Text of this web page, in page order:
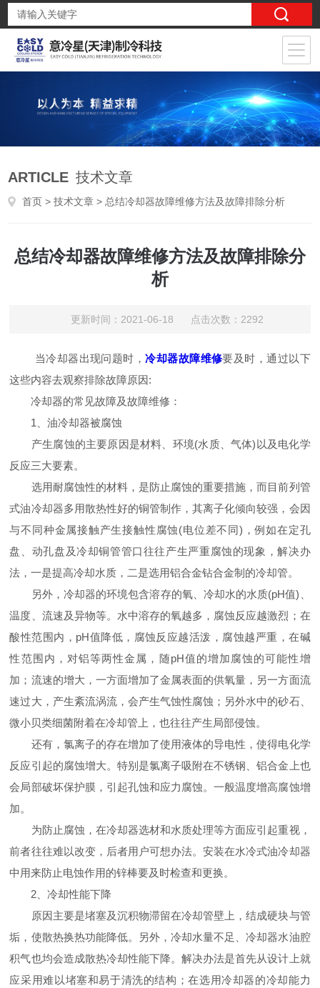
ARTICLE 技术文章
首页 >技术文章 > 总结冷却器故障维修方法及故障排除分析
总结冷却器故障维修方法及故障排除分
析
更新时间：2021-06-18 点击次数：2292
当冷却器出现问题时，冷却器故障维修要及时，通过以下
这些内容去观察排除故障原因:
冷却器的常见故障及故障维修：
1、油冷却器被腐蚀
产生腐蚀的主要原因是材料、环境(水质、气体)以及电化学
反应三大要素。
选用耐腐蚀性的材料，是防止腐蚀的重要措施，而目前列管
式油冷却器多用散热性好的铜管制作，其离子化倾向较强，会因
与不同种金属接触产生接触性腐蚀(电位差不同)，例如在定孔
盘、动孔盘及冷却铜管管口往往产生严重腐蚀的现象，解决办
法，一是提高冷却水质，二是选用铝合金钻合金制的冷却管。
另外，冷却器的环境包含溶存的氧、冷却水的水质(pH值)、
温度、流速及异物等。水中溶存的氧越多，腐蚀反应越激烈；在
酸性范围内，pH值降低，腐蚀反应越活泼，腐蚀越严重，在碱
性范围内，对铝等两性金属，随pH值的增加腐蚀的可能性增
加；流速的增大，一方面增加了金属表面的供氧量，另一方面流
速过大，产生紊流涡流，会产生气蚀性腐蚀；另外水中的砂石、
微小贝类细菌附着在冷却管上，也往往产生局部侵蚀。
还有，氯离子的存在增加了使用液体的导电性，使得电化学
反应引起的腐蚀增大。特别是氯离子吸附在不锈钢、铝合金上也
会局部破坏保护膜，引起孔蚀和应力腐蚀。一般温度增高腐蚀增
加。
为防止腐蚀，在冷却器选材和水质处理等方面应引起重视，
前者往往难以改变，后者用户可想办法。安装在水冷式油冷却器
中用来防止电蚀作用的锌棒要及时检查和更换。
2、冷却性能下降
原因主要是堵塞及沉积物滞留在冷却管壁上，结成硬块与管
垢，使散热换热功能降低。另外，冷却水量不足、冷却器水油腔
积气也均会造成散热冷却性能下降。解决办法是首先从设计上就
应采用难以堵塞和易于清洗的结构；在选用冷却器的冷却能力